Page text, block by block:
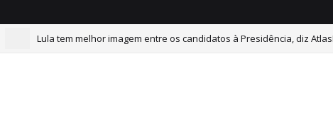
Lula tem melhor imagem entre os candidatos à Presidência, diz